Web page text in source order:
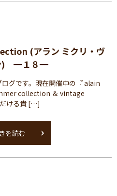
(アラン ミクリ・ヴ
) ━１８━
グです。現在開催中の『 alain
collection ＆ vintage
ける貴 […]
を読む